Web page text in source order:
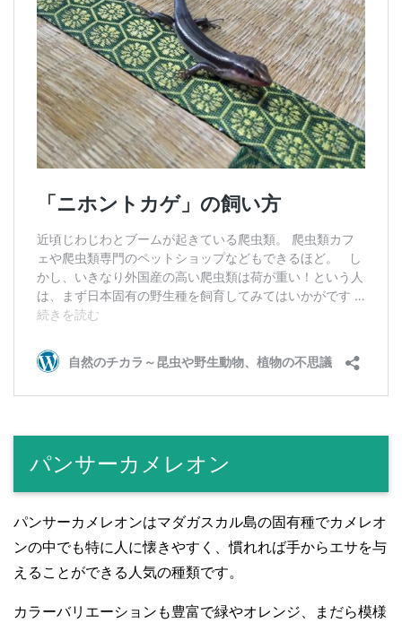
パンサーカメレオン
パンサーカメレオンはマダガスカル島の固有種でカメレオ
ンの中でも特に人に懐きやすく、慣れれば手からエサを与
えることができる人気の種類です。
カラーバリエーションも豊富で緑やオレンジ、まだら模様